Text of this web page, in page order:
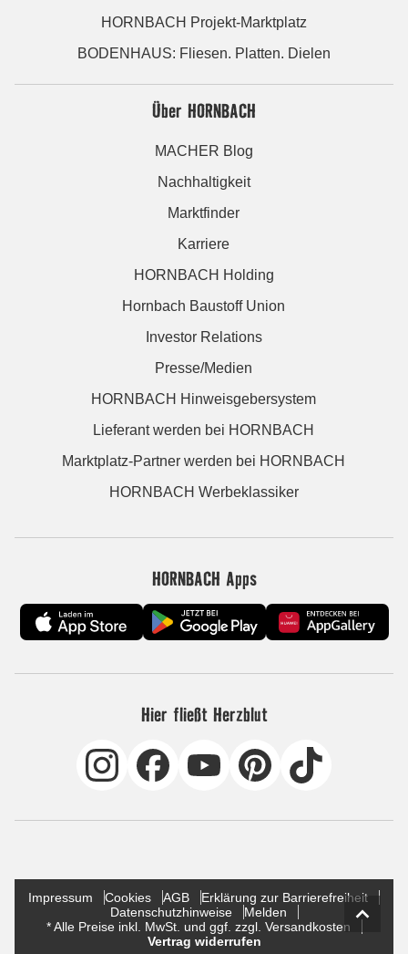
HORNBACH Projekt-Marktplatz
BODENHAUS: Fliesen. Platten. Dielen
Über HORNBACH
MACHER Blog
Nachhaltigkeit
Marktfinder
Karriere
HORNBACH Holding
Hornbach Baustoff Union
Investor Relations
Presse/Medien
HORNBACH Hinweisgebersystem
Lieferant werden bei HORNBACH
Marktplatz-Partner werden bei HORNBACH
HORNBACH Werbeklassiker
HORNBACH Apps
Hier fließt Herzblut
Impressum Cookies AGB
Erklärung zur Barrierefreiheit
Datenschutzhinweise
Melden
* Alle Preise inkl. MwSt. und ggf. zzgl. Versandkosten
Vertrag widerrufen